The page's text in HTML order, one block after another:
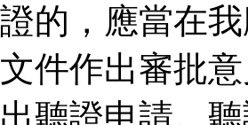
證的，應當在
文件作出審批
出聽證申請。